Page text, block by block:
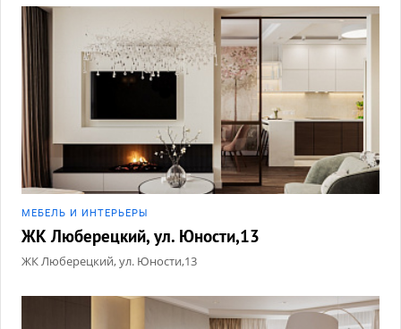
МЕБЕЛЬ И ИНТЕРЬЕРЫ
ЖК Люберецкий, ул. Юности,13
ЖК Люберецкий, ул. Юности,13